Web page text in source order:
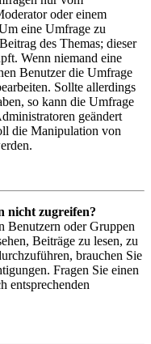
oder einem
eine Umfrage zu
des Themas; dieser
Wenn niemand eine
Benutzer die Umfrage
Sollte allerdings
so kann die Umfrage
geändert
die Manipulation von
nicht zugreifen?
Benutzern oder Gruppen
Beiträge zu lesen, zu
brauchen Sie
Fragen Sie einen
entsprechenden